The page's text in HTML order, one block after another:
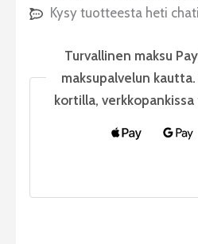
Kysy tuotteesta heti
Turvallinen maksu
maksupalvelun
kortilla, verkkopankissa